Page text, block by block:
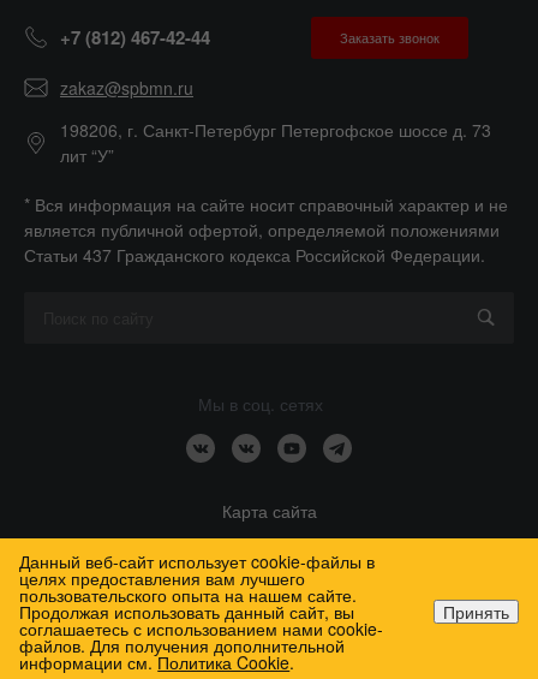
Главная Кабинет Корзина
Главная Кабинет Корзина
+7 (812) 467-42-44 Заказать звонок
zakaz@spbmn.ru
198206, г. Санкт-Петербург Петергофское шоссе д. 73
лит “У”
* Вся информация на сайте носит справочный характер и не
является публичной офертой, определяемой положениями
Статьи 437 Гражданского кодекса Российской Федерации.
Мы в соц. сетях
2026 Медтехника Спб, Все права защищены
Карта сайта
Данный веб-сайт использует cookie-файлы в
целях предоставления вам лучшего
пользовательского опыта на нашем сайте.
Продолжая использовать данный сайт, вы
соглашаетесь с использованием нами cookie-
файлов. Для получения дополнительной
информации см.Политика Cookie.
Принять